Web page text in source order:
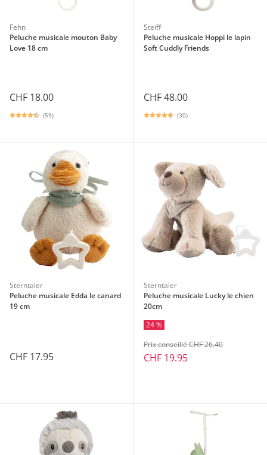
Fehn
Peluche musicale mouton Baby
Love 18 cm
CHF 18.00
(59)
Steiff
Peluche musicale Hoppi le lapin
Soft Cuddly Friends
CHF 48.00
(30)
Sterntaler
Peluche musicale Edda le canard
19 cm
CHF 17.95
Sterntaler
Peluche musicale Lucky le chien
20cm
24 %
CHF 19.95
Prix conseillé CHF 26.40